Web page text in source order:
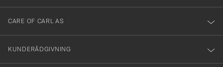
dig
till
vårt
nyhetsbrev!
CARE OF CARL AS
KUNDERÅDGIVNING